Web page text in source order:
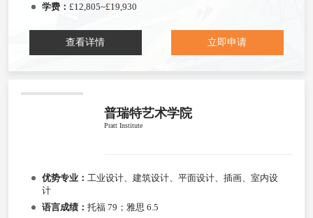
学费： £12,805~£19,930
查看详情 立即申请
普瑞特艺术学院
Pratt Institute
优势专业： 工业设计、建筑设计、平面设计、插画、室内设
计
语言成绩： 托福 79；雅思 6.5